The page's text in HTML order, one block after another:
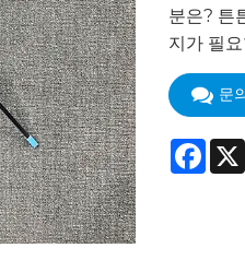
분은? 튼
지가 필
문